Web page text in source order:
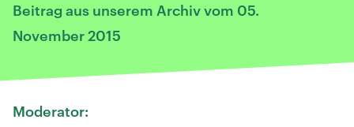
Beitrag aus unserem Archiv vom 05.
November 2015
Moderator: